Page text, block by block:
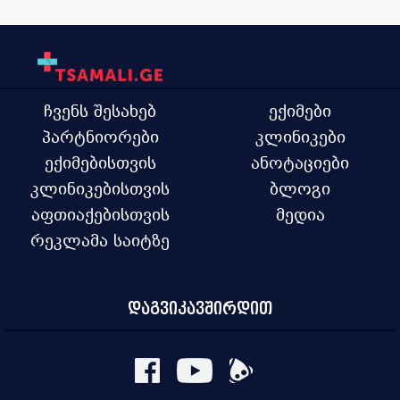
ჩვენს შესახებ
პარტნიორები
ექიმებისთვის
კლინიკებისთვის
აფთიაქებისთვის
რეკლამა საიტზე
ექიმები
კლინიკები
ანოტაციები
ბლოგი
მედია
დაგვიკავშირდით